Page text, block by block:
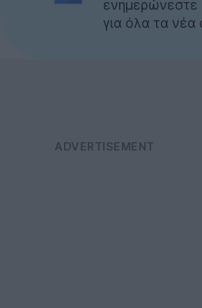
ενημερώνεστε
για όλα τα νέα